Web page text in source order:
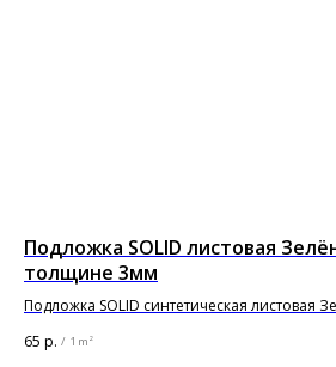
Подложка SOLID листовая
толщине 3мм
Подложка SOLID синтетическая листовая
65 р. / 1 m²